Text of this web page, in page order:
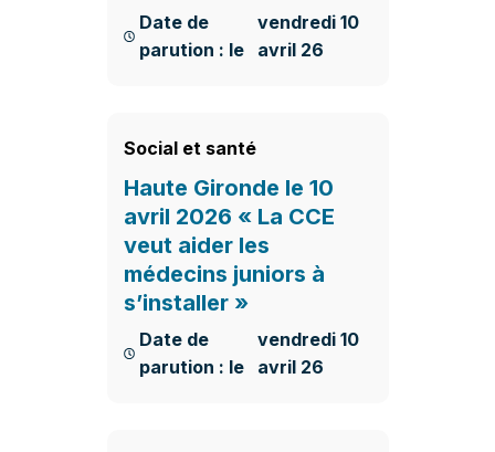
Date de
parution : le
vendredi 10
avril 26
Social et santé
Haute Gironde le 10
avril 2026 « La CCE
veut aider les
médecins juniors à
s’installer »
Date de
parution : le
vendredi 10
avril 26